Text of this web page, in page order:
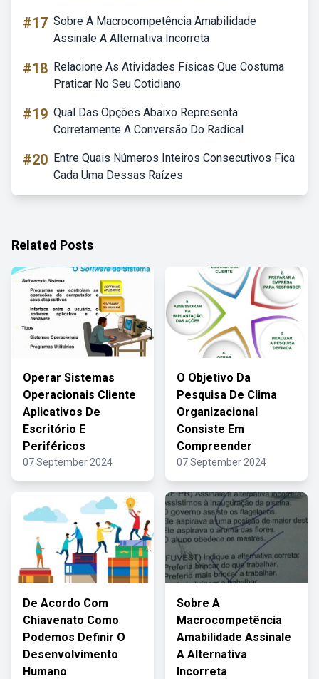
#17 Sobre A Macrocompetência Amabilidade
Assinale A Alternativa Incorreta
#18 Relacione As Atividades Físicas Que Costuma
Praticar No Seu Cotidiano
#19 Qual Das Opções Abaixo Representa
Corretamente A Conversão Do Radical
#20 Entre Quais Números Inteiros Consecutivos Fica
Cada Uma Dessas Raízes
Related Posts
Operar Sistemas
Operacionais Cliente
Aplicativos De
Escritório E
Periféricos
07 September 2024
O Objetivo Da
Pesquisa De Clima
Organizacional
Consiste Em
Compreender
07 September 2024
De Acordo Com
Chiavenato Como
Podemos Definir O
Desenvolvimento
Humano
Sobre A
Macrocompetência
Amabilidade Assinale
A Alternativa
Incorreta